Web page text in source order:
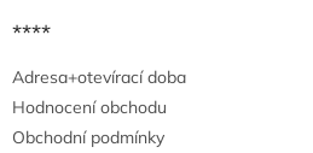
****
Adresa+otevírací doba
Hodnocení obchodu
Obchodní podmínky